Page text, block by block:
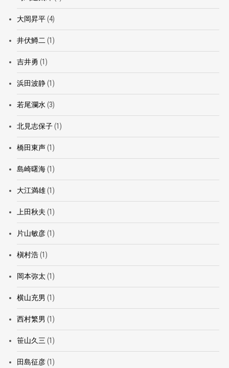
大岡昇平(4)
井伏鱒二 (1)
吉井勇 (1)
浜田波静(1)
若尾瀾水 (3)
北見志保子(1)
橋田東声(1)
島崎曙海(1)
大江満雄(1)
上田秋夫 (1)
片山敏彦(1)
槇村浩(1)
岡本弥太 (1)
横山充男 (1)
西村繁男 (1)
笹山久三 (1)
田島征彦(1)